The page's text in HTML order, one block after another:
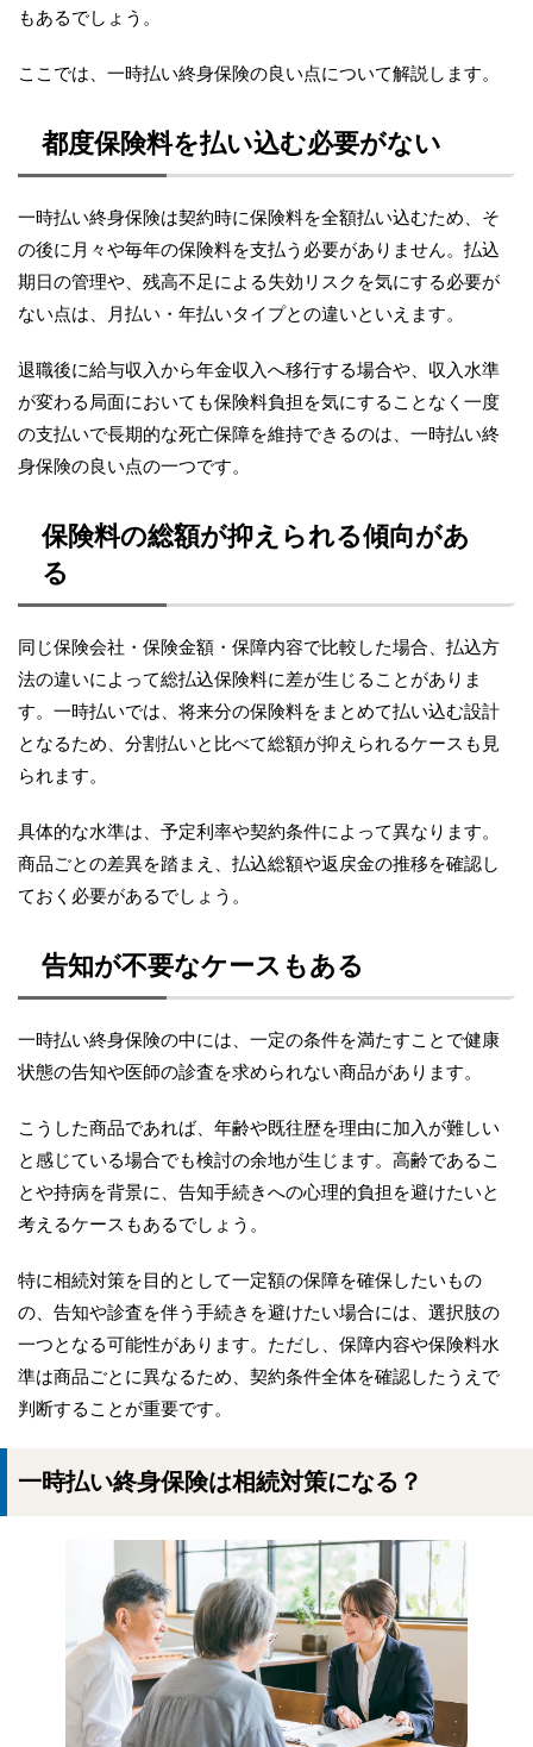
もあるでしょう。
ここでは、一時払い終身保険の良い点について解説します。
都度保険料を払い込む必要がない
一時払い終身保険は契約時に保険料を全額払い込むため、そ
の後に月々や毎年の保険料を支払う必要がありません。払込
期日の管理や、残高不足による失効リスクを気にする必要が
ない点は、月払い・年払いタイプとの違いといえます。
退職後に給与収入から年金収入へ移行する場合や、収入水準
が変わる局面においても保険料負担を気にすることなく一度
の支払いで長期的な死亡保障を維持できるのは、一時払い終
身保険の良い点の一つです。
保険料の総額が抑えられる傾向があ
る
同じ保険会社・保険金額・保障内容で比較した場合、払込方
法の違いによって総払込保険料に差が生じることがありま
す。一時払いでは、将来分の保険料をまとめて払い込む設計
となるため、分割払いと比べて総額が抑えられるケースも見
られます。
具体的な水準は、予定利率や契約条件によって異なります。
商品ごとの差異を踏まえ、払込総額や返戻金の推移を確認し
ておく必要があるでしょう。
告知が不要なケースもある
一時払い終身保険の中には、一定の条件を満たすことで健康
状態の告知や医師の診査を求められない商品があります。
こうした商品であれば、年齢や既往歴を理由に加入が難しい
と感じている場合でも検討の余地が生じます。高齢であるこ
とや持病を背景に、告知手続きへの心理的負担を避けたいと
考えるケースもあるでしょう。
特に相続対策を目的として一定額の保障を確保したいもの
の、告知や診査を伴う手続きを避けたい場合には、選択肢の
一つとなる可能性があります。ただし、保障内容や保険料水
準は商品ごとに異なるため、契約条件全体を確認したうえで
判断することが重要です。
一時払い終身保険は相続対策になる？